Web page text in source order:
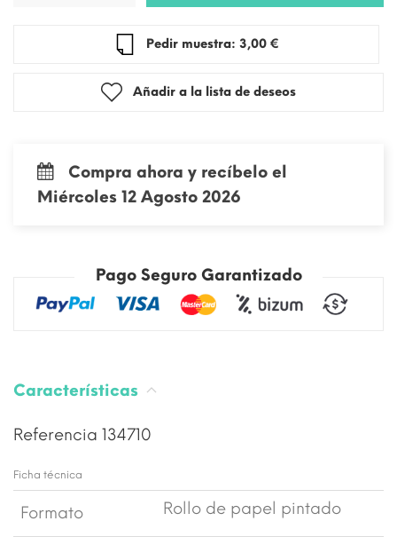
Pedir muestra: 3,00 €
Añadir a la lista de deseos
Compra ahora y recíbelo el
Miércoles 12 Agosto 2026
Pago Seguro Garantizado
Características
Referencia 134710
Ficha técnica
Formato Rollo de papel pintado